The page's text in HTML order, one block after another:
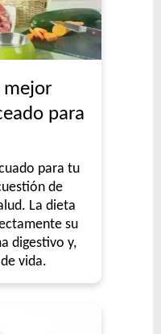
mejor
para
para tu
de
La dieta
su
digestivo y,
vida.